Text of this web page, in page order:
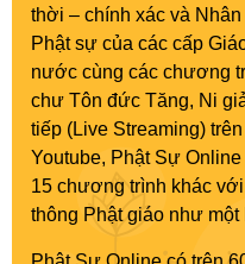
thời – chính xác và Nhân
Phật sự của các cấp
nước cùng các chương
chư Tôn đức Tăng, Ni
tiếp (Live Streaming)
Youtube, Phật Sự
15 chương trình khác
thông Phật giáo như